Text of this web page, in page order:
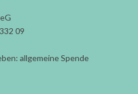
09
allgemeine Spende